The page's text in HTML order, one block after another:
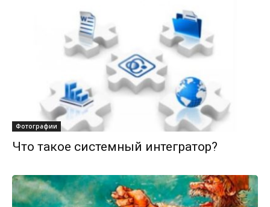
Фотографии
Что такое системный интегратор?